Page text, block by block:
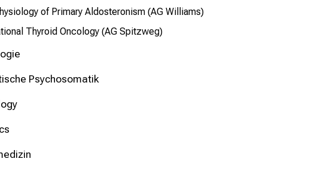
of Primary Aldosteronism (AG Williams)
Thyroid Oncology (AG Spitzweg)
Psychosomatik